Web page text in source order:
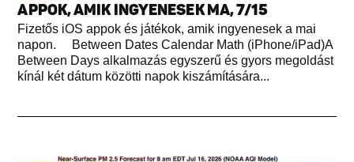
APPOK, AMIK INGYENESEK MA, 7/15
Fizetős iOS appok és játékok, amik ingyenesek a mai
napon. Between Dates Calendar Math (iPhone/iPad)A
Between Days alkalmazás egyszerű és gyors megoldást
kínál két dátum közötti napok kiszámítására...